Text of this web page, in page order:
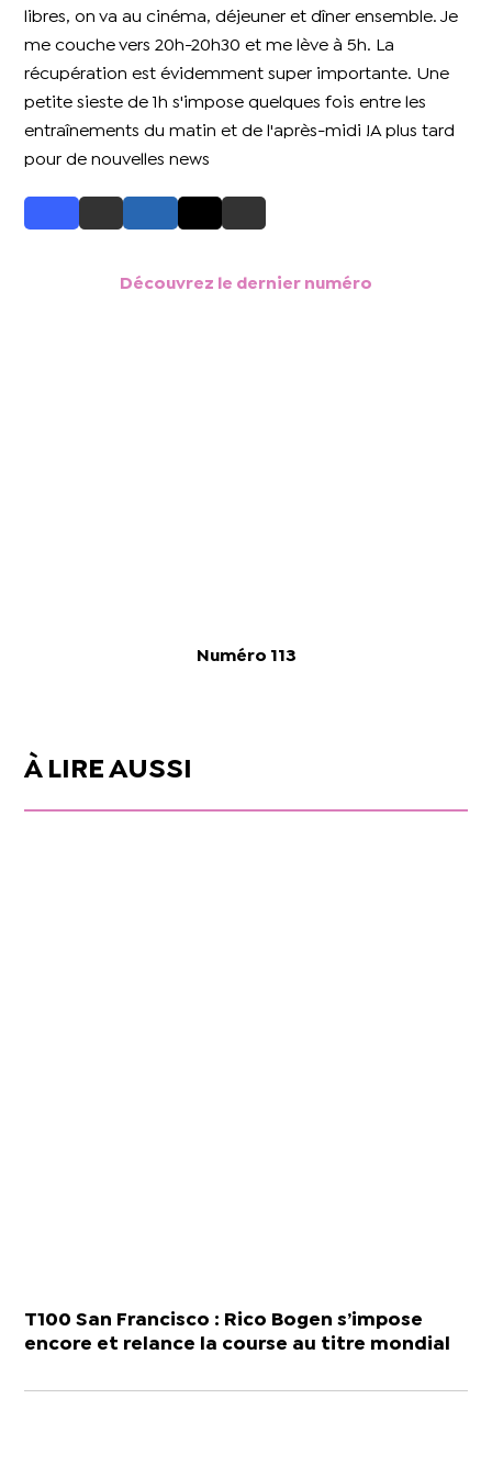
libres, on va au cinéma, déjeuner et dîner ensemble. Je
me couche vers 20h-20h30 et me lève à 5h. La
récupération est évidemment super importante. Une
petite sieste de 1h s'impose quelques fois entre les
entraînements du matin et de l'après-midi !A plus tard
pour de nouvelles news
Découvrez le dernier numéro
Numéro 113
À LIRE AUSSI
T100 San Francisco : Rico Bogen s’impose
encore et relance la course au titre mondial